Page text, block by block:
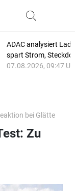
ADAC analysiert
spart Strom,
07.08.2026, 09:47
bei Glätte
Zu